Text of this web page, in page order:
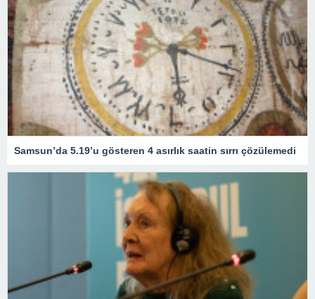
Samsun’da 5.19’u gösteren 4 asırlık saatin sırrı çözülemedi